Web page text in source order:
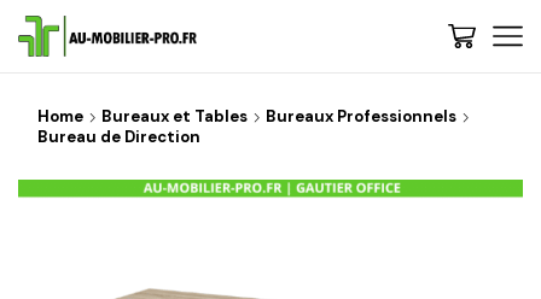
Home Bureaux et Tables
Bureaux Professionnels
Bureau de Direction